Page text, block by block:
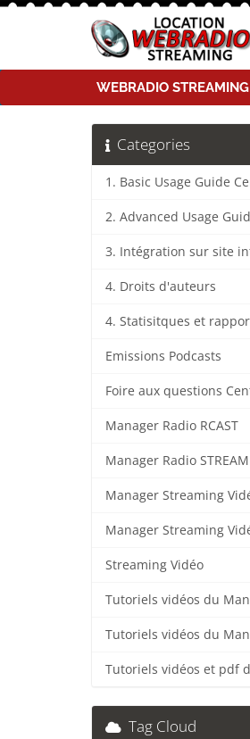
WEBRADIO STREAMING
Categories
4. Droits d'auteurs
Emissions Podcasts
Manager Radio RCAST
Streaming Vidéo
Tag Cloud